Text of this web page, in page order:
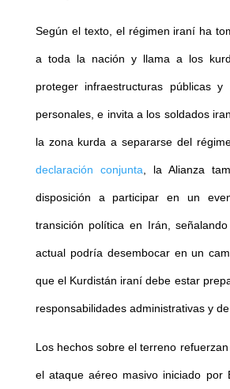
Según el texto, el régimen iraní ha
a toda la nación y llama a los
proteger infraestructuras públicas y
personales, e invita a los soldados
la zona kurda a separarse del
declaración conjunta, la Alianza
disposición a participar en un
transición política en Irán,
actual podría desembocar en un
que el Kurdistán iraní debe estar
responsabilidades administrativas y
Los hechos sobre el terreno
el ataque aéreo masivo iniciado por